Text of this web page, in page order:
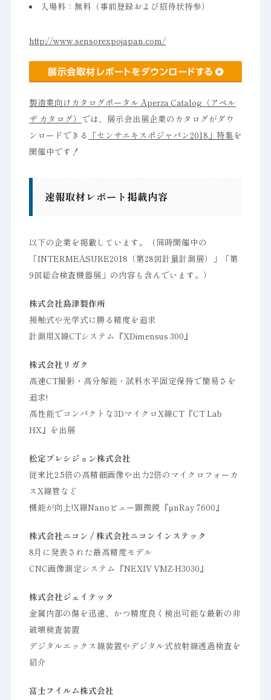
入場料：無料（事前登録および招待状持参）
http://www.sensorexpojapan.com/
製造業向けカタログポータル Aperza Catalog（アペル
ザ カタログ） では、展示会出展企業のカタログがダウ
ンロードできる 「センサエキスポジャパン2018」特集を
開催中です！
速報取材レポート掲載内容
以下の企業を掲載しています。（同時開催中の
「INTERMEASURE2018（第28回計量計測展）」「第
9回総合検査機器展」の内容も含んでいます。）
株式会社島津製作所
接触式や光学式に勝る精度を追求
計測用X線CTシステム『XDimensus 300』
株式会社リガク
高速CT撮影・高分解能・試料水平固定保持で簡易さを
追求!
高性能でコンパクトな3DマイクロX線CT『CT Lab
HX』を出展
松定プレシジョン株式会社
従来比2.5倍の高精細画像や出力2倍のマイクロフォーカ
スX線管など
機能が向上!X線Nanoビュー顕微鏡『μnRay 7600』
株式会社ニコン / 株式会社ニコンインステック
8月に発表された最高精度モデル
CNC画像測定システム『NEXIV VMZ-H3030』
株式会社ジェイテック
金属内部の傷を迅速、かつ精度良く検出可能な最新の非
破壊検査装置
デジタルエックス線装置やデジタル式放射線透過検査を
紹介
富士フイルム株式会社